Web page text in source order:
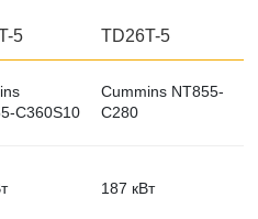
5 TD26T-5
C360S10
Cummins NT855-
C280
187 кВт